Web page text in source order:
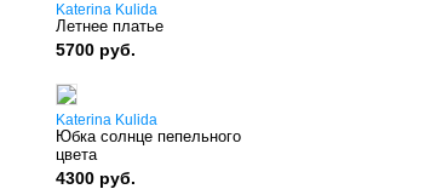
Katerina Kulida
Летнее платье
5700 руб.
Katerina Kulida
Юбка солнце пепельного
цвета
4300 руб.